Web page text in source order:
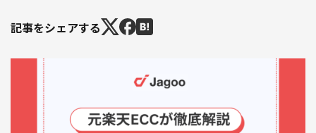
LP制作支援
自社
自社サイト立ち上げ・制作
セミナー
お知らせ
会社紹介
記事をシェアする